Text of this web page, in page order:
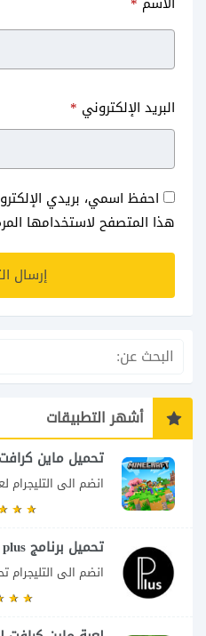
البريد الإلكتروني *
احفظ اسمي، بريدي
هذا المتصفح لاستخدامها
أشهر التطبيقات
تحميل ماين
تحميل برنامج pixellab plus